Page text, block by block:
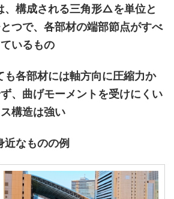
、構成される三角形△を単位と
つで、各部材の端部節点がすべ
いるもの
も各部材には軸方向に圧縮力か
、曲げモーメントを受けにくい
構造は強い
近なものの例